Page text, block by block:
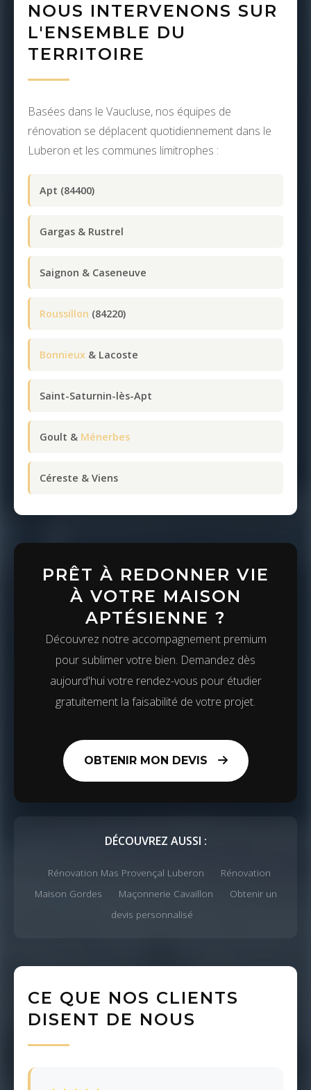
NOUS INTERVENONS SUR
L'ENSEMBLE DU
TERRITOIRE
Basées dans le Vaucluse, nos équipes de
rénovation se déplacent quotidiennement dans le
Luberon et les communes limitrophes :
Apt (84400)
Gargas & Rustrel
Saignon & Caseneuve
Roussillon (84220)
Bonnieux & Lacoste
Saint-Saturnin-lès-Apt
Goult & Ménerbes
Céreste & Viens
PRÊT À REDONNER VIE
À VOTRE MAISON
APTÉSIENNE ?
Découvrez notre accompagnement premium
pour sublimer votre bien. Demandez dès
aujourd'hui votre rendez-vous pour étudier
gratuitement la faisabilité de votre projet.
OBTENIR MON DEVIS
DÉCOUVREZ AUSSI :
Rénovation Mas Provençal Luberon
Rénovation
Maison Gordes
Maçonnerie Cavaillon
Obtenir un
devis personnalisé
CE QUE NOS CLIENTS
DISENT DE NOUS